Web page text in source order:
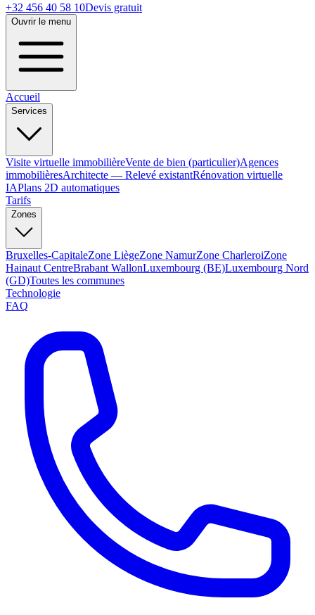
+32 456 40 58 10Devis gratuit
Ouvrir le menu
Accueil
Services
Visite virtuelle immobilièreVente de bien (particulier)Agences
immobilièresArchitecte — Relevé existantRénovation virtuelle
IAPlans 2D automatiques
Tarifs
Zones
Bruxelles-CapitaleZone LiègeZone NamurZone CharleroiZone
Hainaut CentreBrabant WallonLuxembourg (BE)Luxembourg Nord
(GD)Toutes les communes
Technologie
FAQ